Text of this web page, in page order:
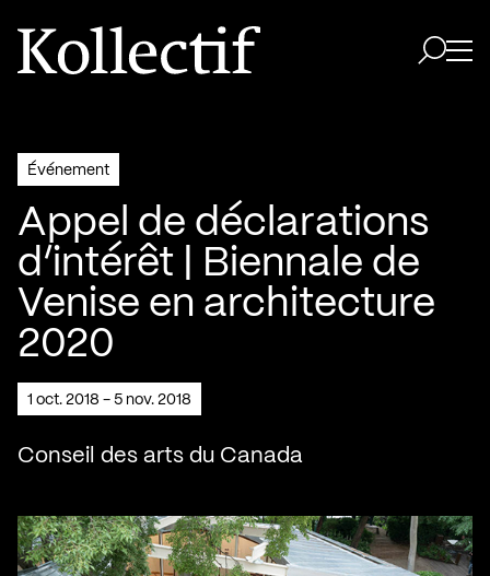
Aller à la page d'accueil
Logo Kollectif
Événement
Appel de déclarations
d’intérêt | Biennale de
Venise en architecture
2020
1 oct. 2018 - 5 nov. 2018
Conseil des arts du Canada